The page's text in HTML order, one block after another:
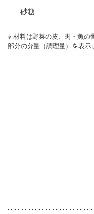
砂糖
※ 材料は野菜の皮、肉・魚の
部分の分量（調理量）を表示